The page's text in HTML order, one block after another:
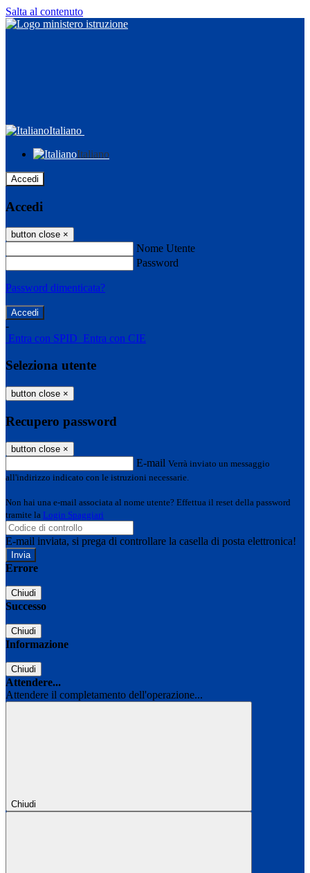
Salta al contenuto
Italiano
Italiano
Accedi
Accedi
button close ×
Nome Utente
Password
Password dimenticata?
-
Entra con SPID Entra con CIE
Seleziona utente
button close ×
Recupero password
button close ×
E-mail Verrà inviato un messaggio
all'indirizzo indicato con le istruzioni necessarie.
Non hai una e-mail associata al nome utente? Effettua il reset della password
tramite la Login Spaggiari
E-mail inviata, si prega di controllare la casella di posta elettronica!
Errore
Chiudi
Successo
Chiudi
Informazione
Chiudi
Attendere...
Attendere il completamento dell'operazione...
Chiudi